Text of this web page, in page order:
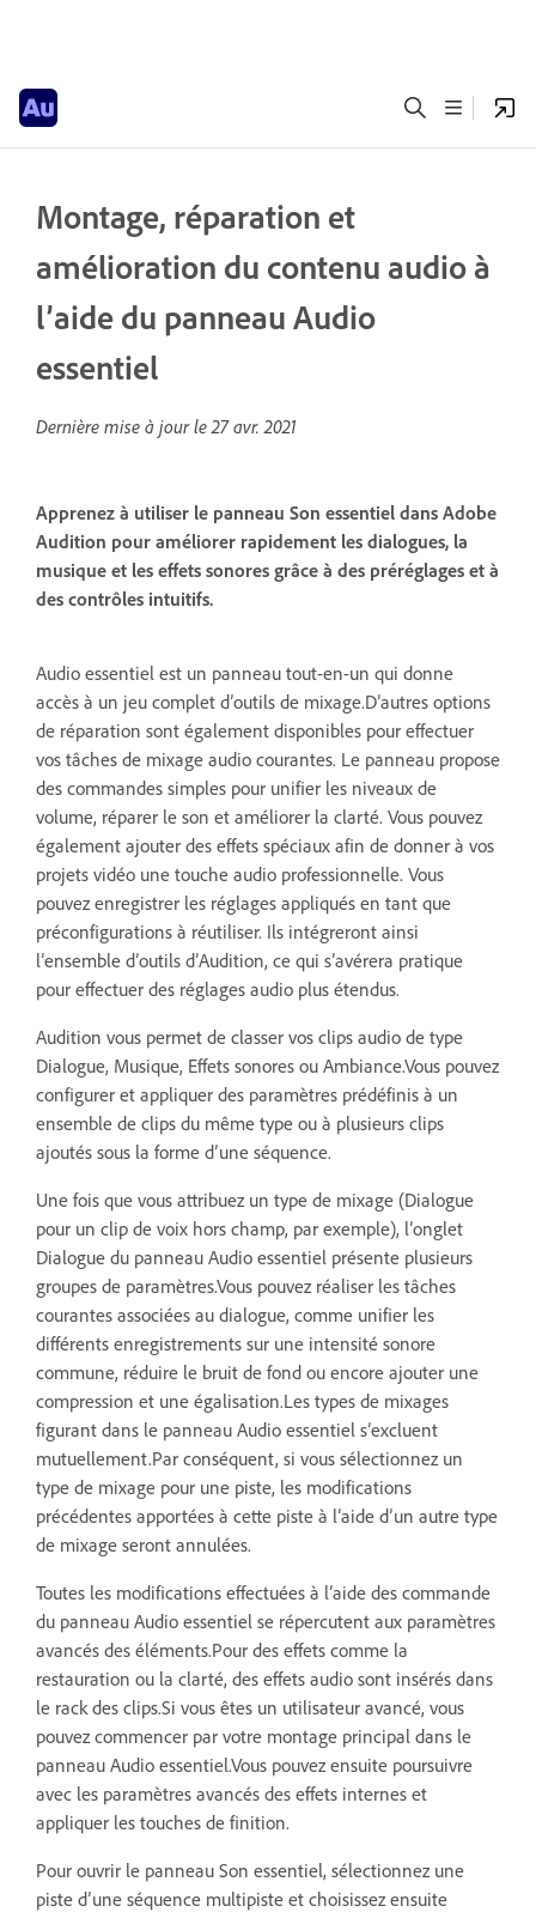
Montage, réparation et
amélioration du contenu audio à
l’aide du panneau Audio
essentiel
Dernière mise à jour le27 avr. 2021
Apprenez à utiliser le panneau Son essentiel dans Adobe
Audition pour améliorer rapidement les dialogues, la
musique et les effets sonores grâce à des préréglages et à
des contrôles intuitifs.
Audio essentiel est un panneau tout-en-un qui donne
accès à un jeu complet d’outils de mixage.D’autres options
de réparation sont également disponibles pour effectuer
vos tâches de mixage audio courantes. Le panneau propose
des commandes simples pour unifier les niveaux de
volume, réparer le son et améliorer la clarté. Vous pouvez
également ajouter des effets spéciaux afin de donner à vos
projets vidéo une touche audio professionnelle. Vous
pouvez enregistrer les réglages appliqués en tant que
préconfigurations à réutiliser. Ils intégreront ainsi
l’ensemble d’outils d’Audition, ce qui s’avérera pratique
pour effectuer des réglages audio plus étendus.
Audition vous permet de classer vos clips audio de type
Dialogue, Musique, Effets sonores ou Ambiance.Vous pouvez
configurer et appliquer des paramètres prédéfinis à un
ensemble de clips du même type ou à plusieurs clips
ajoutés sous la forme d’une séquence.
Une fois que vous attribuez un type de mixage (Dialogue
pour un clip de voix hors champ, par exemple), l’onglet
Dialogue du panneau Audio essentiel présente plusieurs
groupes de paramètres.Vous pouvez réaliser les tâches
courantes associées au dialogue, comme unifier les
différents enregistrements sur une intensité sonore
commune, réduire le bruit de fond ou encore ajouter une
compression et une égalisation.Les types de mixages
figurant dans le panneau Audio essentiel s’excluent
mutuellement.Par conséquent, si vous sélectionnez un
type de mixage pour une piste, les modifications
précédentes apportées à cette piste à l’aide d’un autre type
de mixage seront annulées.
Toutes les modifications effectuées à l’aide des commande
du panneau Audio essentiel se répercutent aux paramètres
avancés des éléments.Pour des effets comme la
restauration ou la clarté, des effets audio sont insérés dans
le rack des clips.Si vous êtes un utilisateur avancé, vous
pouvez commencer par votre montage principal dans le
panneau Audio essentiel.Vous pouvez ensuite poursuivre
avec les paramètres avancés des effets internes et
appliquer les touches de finition.
Pour ouvrir le panneau Son essentiel, sélectionnez une
piste d’une séquence multipiste et choisissez ensuite